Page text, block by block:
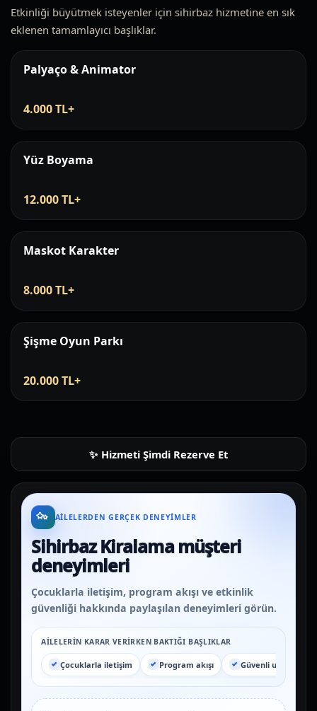
Etkinliği büyütmek isteyenler için sihirbaz hizmetine en sık
eklenen tamamlayıcı başlıklar.
Palyaço & Animator
4.000 TL+
Yüz Boyama
12.000 TL+
Maskot Karakter
8.000 TL+
Şişme Oyun Parkı
20.000 TL+
Hizmeti Şimdi Rezerve Et
AILELERDEN GERÇEK DENEYIMLER
Sihirbaz Kiralama müşteri
deneyimleri
Çocuklarla iletişim, program akışı ve etkinlik
güvenliği hakkında paylaşılan deneyimleri görün.
AILELERIN KARAR VERIRKEN BAKTIĞI BAŞLIKLAR
Çocuklarla iletişim Program akışı Güvenli uygulama